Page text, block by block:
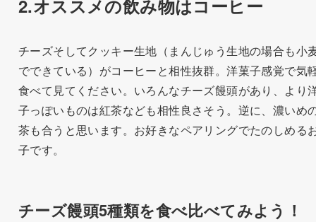
2.オススメの飲み物はコーヒー
チーズそしてクッキー生地（まんじゅう生地の場合も小
でできている）がコーヒーと相性抜群。洋菓子感覚で気
食べて見てください。いろんなチーズ饅頭があり、より
子っぽいものは紅茶なども相性良さそう。逆に、濃いめ
茶も合うと思います。お好きなペアリングでたのしめる
子です。
チーズ饅頭5種類を食べ比べてみよう！